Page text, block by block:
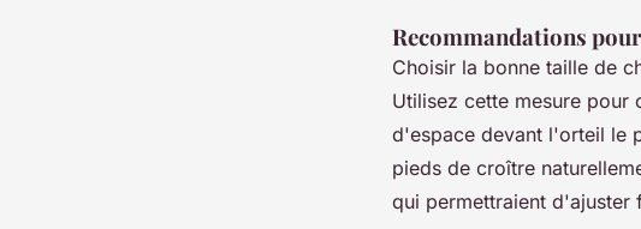
Recommandations
Choisir la bonne taille de
Utilisez cette mesure pour
d'espace devant l'orteil le
pieds de croître
qui permettraient d'ajuster